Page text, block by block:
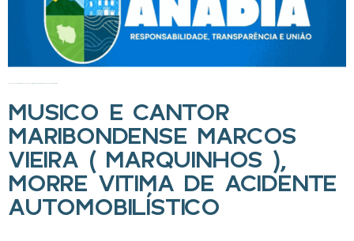
MUSICO E CANTOR
MARIBONDENSE MARCOS
VIEIRA ( MARQUINHOS ),
MORRE VITIMA DE ACIDENTE
AUTOMOBILÍSTICO